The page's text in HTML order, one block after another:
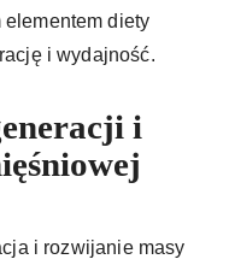
elementem diety
i wydajność.
i
i rozwijanie masy